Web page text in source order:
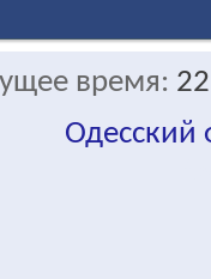
время:
Одесский